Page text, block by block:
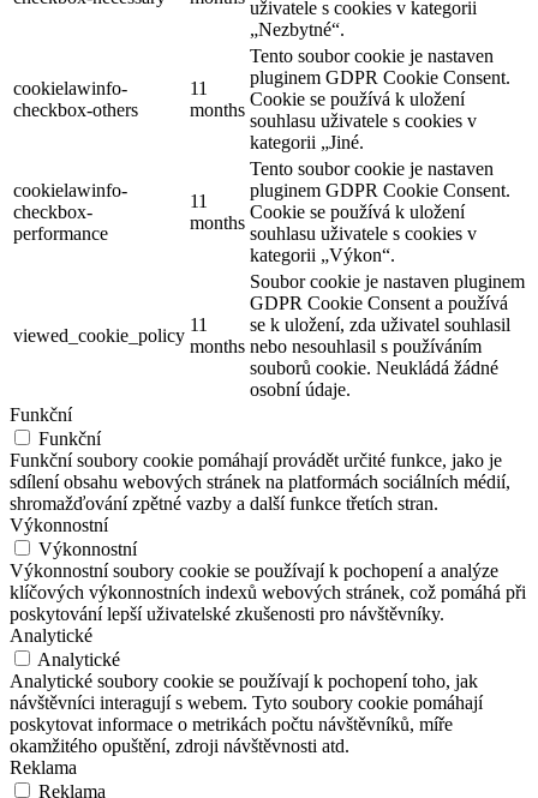
uživatele s cookies v kategorii
„Nezbytné“.
cookielawinfo-
checkbox-others
11
months
Tento soubor cookie je nastaven
pluginem GDPR Cookie Consent.
Cookie se používá k uložení
souhlasu uživatele s cookies v
kategorii „Jiné.
cookielawinfo-
checkbox-
performance
11
months
Tento soubor cookie je nastaven
pluginem GDPR Cookie Consent.
Cookie se používá k uložení
souhlasu uživatele s cookies v
kategorii „Výkon“.
viewed_cookie_policy
11
months
Soubor cookie je nastaven pluginem
GDPR Cookie Consent a používá
se k uložení, zda uživatel souhlasil
nebo nesouhlasil s používáním
souborů cookie. Neukládá žádné
osobní údaje.
Funkční
Funkční
Funkční soubory cookie pomáhají provádět určité funkce, jako je
sdílení obsahu webových stránek na platformách sociálních médií,
shromažďování zpětné vazby a další funkce třetích stran.
Výkonnostní
Výkonnostní
Výkonnostní soubory cookie se používají k pochopení a analýze
klíčových výkonnostních indexů webových stránek, což pomáhá při
poskytování lepší uživatelské zkušenosti pro návštěvníky.
Analytické
Analytické
Analytické soubory cookie se používají k pochopení toho, jak
návštěvníci interagují s webem. Tyto soubory cookie pomáhají
poskytovat informace o metrikách počtu návštěvníků, míře
okamžitého opuštění, zdroji návštěvnosti atd.
Reklama
Reklama